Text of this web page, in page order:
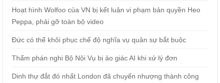
Hoạt hình Wolfoo của VN bị kết luận vi phạm bản quyền Heo
Peppa, phải gỡ toàn bộ video
Đức có thể khôi phục chế độ nghĩa vụ quân sự bắt buộc
Thẩm phán nghi Bộ Nội Vụ bị ảo giác AI khi xử lý đơn
Dinh thự đắt đỏ nhất London đã chuyển nhượng thành công